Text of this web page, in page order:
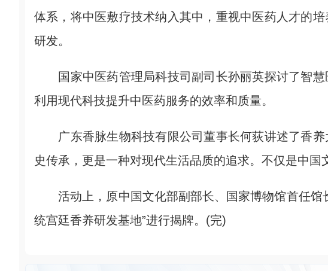
体系，将中医敷疗技术纳入其中，重视中医药人才的
研发。
国家中医药管理局科技司副司长孙丽英探讨了智慧
利用现代科技提升中医药服务的效率和质量。
广东香脉生物科技有限公司董事长何荻讲述了香养
史传承，更是一种对现代生活品质的追求。不仅是中国
活动上，原中国文化部副部长、国家博物馆首任馆
统宫廷香养研发基地”进行揭牌。(完)